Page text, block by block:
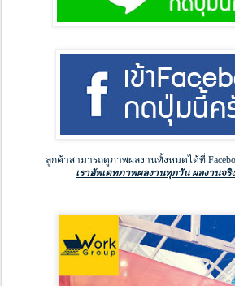
ลูกค้าสามารถดูภาพผลงานทั้งหมดได้ที่
เราอัพเดทภาพผลงานทุกวัน ผลงานจริ